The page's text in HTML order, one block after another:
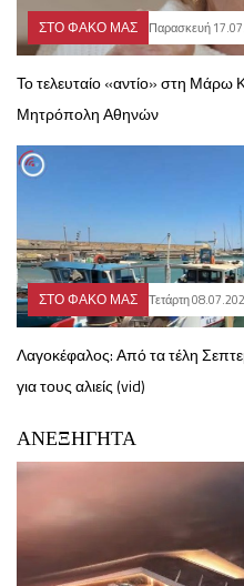
ΣΤΟ ΦΑΚΟ ΜΑΣ Παρασκευή
Το τελευταίο «αντίο» στη Μάρω
Μητρόπολη Αθηνών
ΣΤΟ ΦΑΚΟ ΜΑΣ Τετάρτη
Λαγοκέφαλος: Από τα τέλη
για τους αλιείς (vid)
ΑΝΕΞΗΓΗΤΑ